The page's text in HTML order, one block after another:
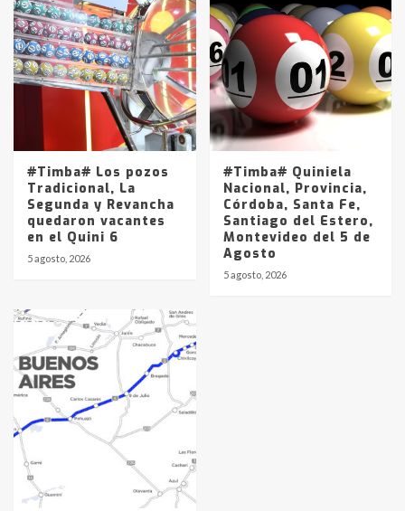
#Timba# Los pozos
Tradicional, La
Segunda y Revancha
quedaron vacantes
en el Quini 6
5 agosto, 2026
#Timba# Quiniela
Nacional, Provincia,
Córdoba, Santa Fe,
Santiago del Estero,
Montevideo del 5 de
Agosto
5 agosto, 2026